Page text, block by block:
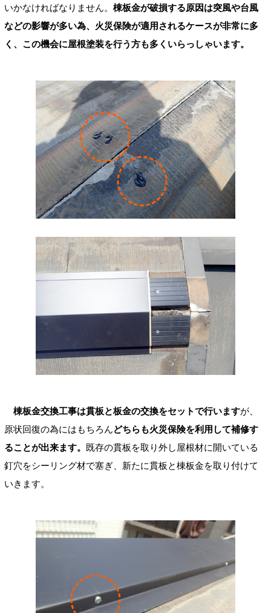
いかなければなりません。 棟板金が破損する原因は突風や台風
などの影響が多い為、火災保険が適用されるケースが非常に多
く、この機会に屋根塗装を行う方も多くいらっしゃいます。
棟板金交換工事は貫板と板金の交換をセットで行いますが、
原状回復の為にはもちろんどちらも火災保険を利用して補修す
ることが出来ます。 既存の貫板を取り外し屋根材に開いている
釘穴をシーリング材で塞ぎ、新たに貫板と棟板金を取り付けて
いきます。